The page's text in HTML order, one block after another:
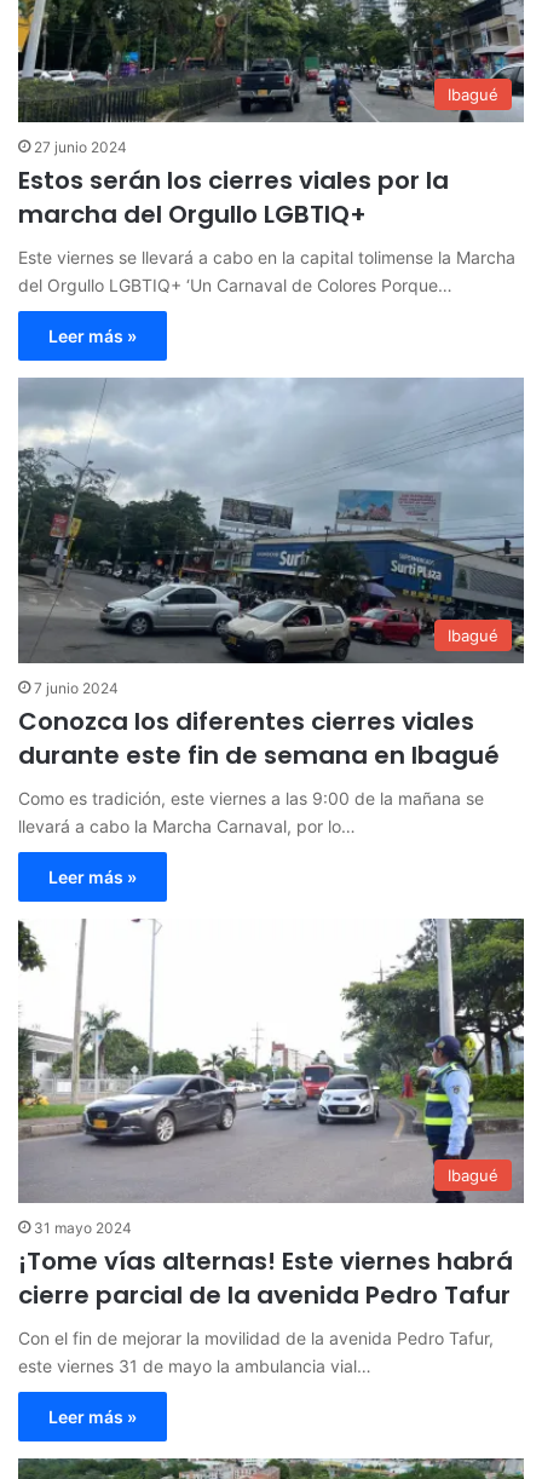
Ibagué
27 junio 2024
Estos serán los cierres viales por la
marcha del Orgullo LGBTIQ+
Este viernes se llevará a cabo en la capital tolimense la Marcha
del Orgullo LGBTIQ+ ‘Un Carnaval de Colores Porque…
Leer más »
Ibagué
7 junio 2024
Conozca los diferentes cierres viales
durante este fin de semana en Ibagué
Como es tradición, este viernes a las 9:00 de la mañana se
llevará a cabo la Marcha Carnaval, por lo…
Leer más »
Ibagué
31 mayo 2024
¡Tome vías alternas! Este viernes habrá
cierre parcial de la avenida Pedro Tafur
Con el fin de mejorar la movilidad de la avenida Pedro Tafur,
este viernes 31 de mayo la ambulancia vial…
Leer más »